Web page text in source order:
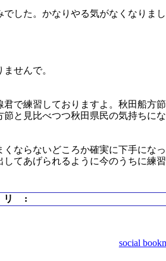
した。かなりやる気がなくなりまし
せんで。
で練習しておりますよ。秋田船方節
と見比べつつ秋田県民の気持ちに
ならないどころか確実に下手にな
てあげられるように今のうちに練
:
social